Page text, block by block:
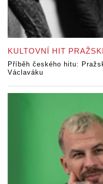
KULTOVNÍ HIT
Příběh českého hitu:
Václaváku